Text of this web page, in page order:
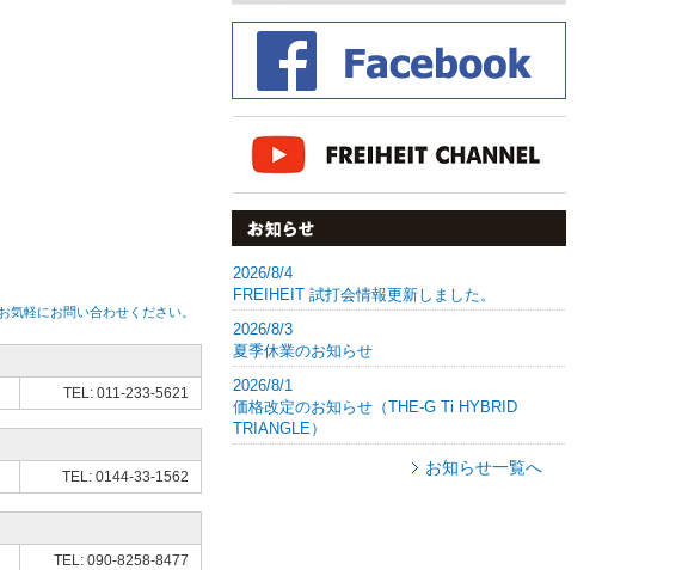
軽にお問い合わせください。
TEL: 011-233-5621
TEL: 0144-33-1562
TEL: 090-8258-8477
2026/8/4
FREIHEIT 試打会情報更新しました。
2026/8/3
夏季休業のお知らせ
2026/8/1
価格改定のお知らせ（THE-G Ti HYBRID
TRIANGLE）
お知らせ一覧へ